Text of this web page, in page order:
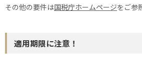
その他の要件は国税庁ホームページをご参
適用期限に注意！